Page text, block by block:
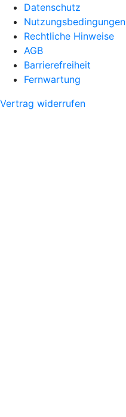
Datenschutz
Nutzungsbedingungen
Rechtliche Hinweise
AGB
Barrierefreiheit
Fernwartung
Vertrag widerrufen